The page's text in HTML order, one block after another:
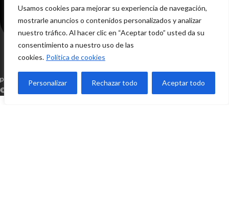
Usamos cookies para mejorar su experiencia de navegación,
mostrarle anuncios o contenidos personalizados y analizar
nuestro tráfico. Al hacer clic en “Aceptar todo” usted da su
consentimiento a nuestro uso de las
cookies. Política de cookies
Personalizar Rechazar todo Aceptar todo
pedidos@tomisadistribucion.com
© 2024 Sitio Realizado Por Linkasoft